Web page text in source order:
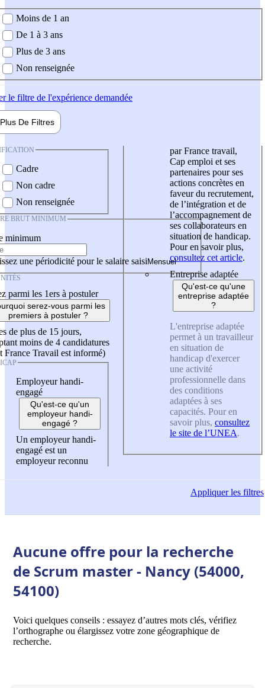
demandée
Moins de 1 an
De 1 à 3 ans
Plus de 3 ans
Non renseignée
le filtre de l'expérience demandée
Plus De Filtres
Cadre
Non cadre
Non renseignée
BRUT MINIMUM
minimum
une périodicité pour le salaire saisi
parmi les 1ers à postuler
serez-vous parmi les
premiers à postuler ?
de plus de 15 jours,
moins de 4 candidatures
France Travail est informé)
Employeur handi-
engagé
Qu'est-ce qu'un
employeur handi-
engagé ?
Un employeur handi-
engagé est un
employeur reconnu
par France travail,
Cap emploi et ses
partenaires pour ses
actions concrètes en
faveur du recrutement,
de l’intégration et de
l’accompagnement de
ses collaborateurs en
situation de handicap.
Pour en savoir plus,
consultez cet article.
Entreprise adaptée
Qu'est-ce qu'une
entreprise adaptée
?
L'entreprise adaptée
permet à un travailleur
en situation de
handicap d'exercer
une activité
professionnelle dans
des conditions
adaptées à ses
capacités. Pour en
savoir plus, consultez
le site de l’UNEA.
Appliquerles filtres
Aucune offre pour la recherche
de Scrum master - Nancy (54000,
54100)
Voici quelques conseils : essayez d’autres mots clés, vérifiez
l’orthographe ou élargissez votre zone géographique de
recherche.